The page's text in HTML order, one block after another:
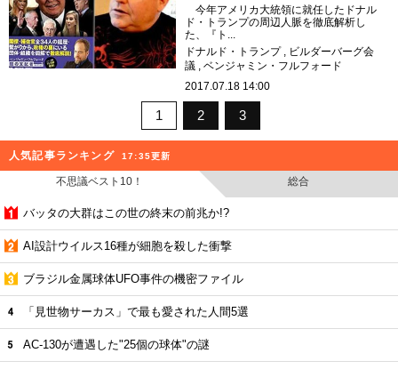
今年アメリカ大統領に就任したドナル
ド・トランプの周辺人脈を徹底解析し
た、『ト...
ドナルド・トランプ
ビルダーバーグ会
議
ベンジャミン・フルフォード
2017.07.18 14:00
1 2 3
人気記事ランキング 17:35更新
不思議ベスト10！ 総合
バッタの大群はこの世の終末の前兆か!?
AI設計ウイルス16種が細胞を殺した衝撃
ブラジル金属球体UFO事件の機密ファイル
「見世物サーカス」で最も愛された人間5選
AC-130が遭遇した"25個の球体"の謎